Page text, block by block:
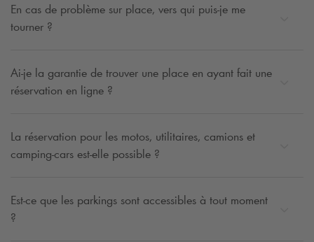
En cas de problème sur place, vers qui puis-je me
tourner ?
Ai-je la garantie de trouver une place en ayant fait une
réservation en ligne ?
La réservation pour les motos, utilitaires, camions et
camping-cars est-elle possible ?
Est-ce que les parkings sont accessibles à tout moment
?